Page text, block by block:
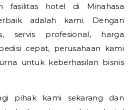
fasilitas hotel di Minahasa
adalah kami. Dengan
servis profesional, harga
cepat, perusahaan kami
untuk keberhasilan bisnis
pihak kami sekarang dan